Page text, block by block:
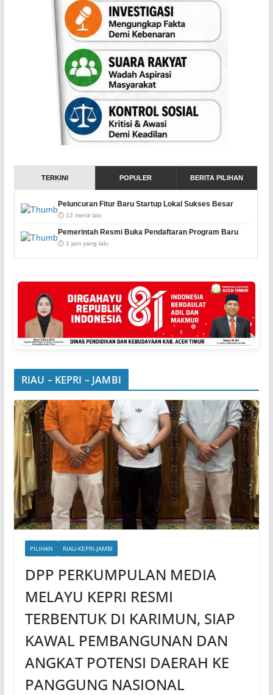
TERKINI POPULER BERITA PILIHAN
Peluncuran Fitur Baru Startup Lokal Sukses Besar
⏱️ 12 menit lalu
Pemerintah Resmi Buka Pendaftaran Program Baru
⏱️ 1 jam yang lalu
RIAU – KEPRI – JAMBI
PILIHAN RIAU-KEPRI-JAMBI
DPP PERKUMPULAN MEDIA
MELAYU KEPRI RESMI
TERBENTUK DI KARIMUN, SIAP
KAWAL PEMBANGUNAN DAN
ANGKAT POTENSI DAERAH KE
PANGGUNG NASIONAL